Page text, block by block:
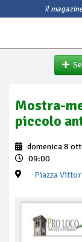
il
Mostra-
piccolo
domenica 8
09:00
Piazza